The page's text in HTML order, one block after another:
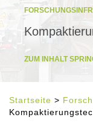
ZUM INHALT
Startseite >